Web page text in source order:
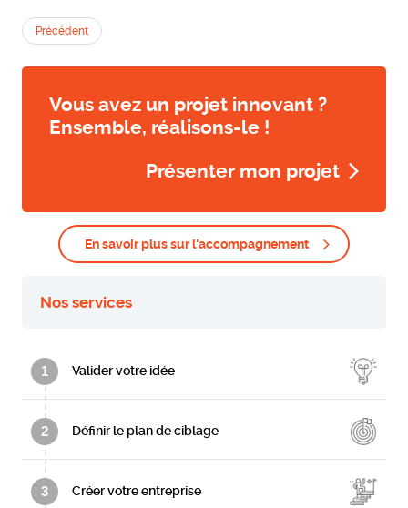
Précédent
Vous avez un projet innovant ?
Ensemble, réalisons-le !
Présenter mon projet
En savoir plus sur l'accompagnement
Nos services
1 Valider votre idée
2 Définir le plan de ciblage
3 Créer votre entreprise